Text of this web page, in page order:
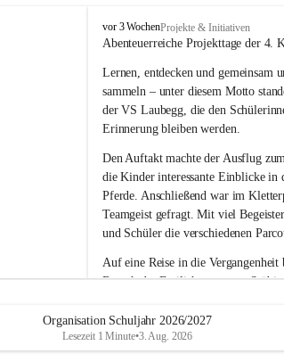
V
o
k
s
s
c
u
l
e
L
a
u
e
g
vor 3 WochenProjekte & Initiativen
Abenteuerreiche Projekttage der 4.
Lernen, entdecken und gemeinsam
sammeln – unter diesem Motto
der VS Laubegg, die den
Erinnerung bleiben werden.
Den Auftakt machte der Ausflug
die Kinder interessante Einblicke in
Pferde. Anschließend war im
Teamgeist gefragt. Mit viel
und Schüler die verschiedenen
Auf eine Reise in die
Besuch des Freilichtmuseums
gelebt und gearbeitet haben. Mit
Klasse viele spannende Details und
Organisation Schuljahr 2026/2027
Lesezeit 1 Minute•3. Aug. 2026